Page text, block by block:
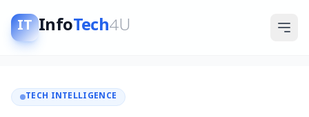
IT InfoTech4U
TECH INTELLIGENCE